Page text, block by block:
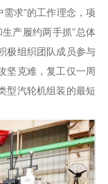
求”的工作理念，项
产履约两手抓”总体
极组织团队成员参与
坚克难，复工仅一周
型汽轮机组装的最短